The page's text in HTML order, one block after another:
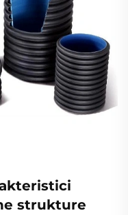
strukture